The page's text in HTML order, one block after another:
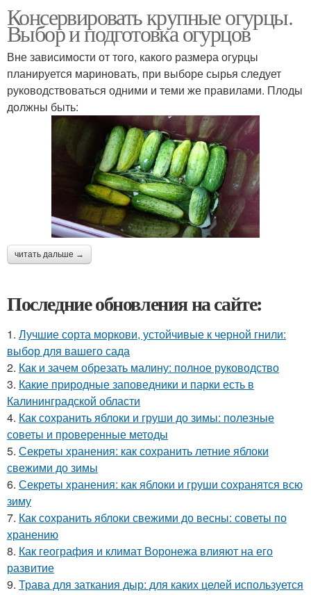
Консервировать крупные огурцы.
Выбор и подготовка огурцов
Вне зависимости от того, какого размера огурцы
планируется мариновать, при выборе сырья следует
руководствоваться одними и теми же правилами. Плоды
должны быть:
читать дальше →
Последние обновления на сайте:
1. Лучшие сорта моркови, устойчивые к черной гнили:
выбор для вашего сада
2. Как и зачем обрезать малину: полное руководство
3. Какие природные заповедники и парки есть в
Калининградской области
4. Как сохранить яблоки и груши до зимы: полезные
советы и проверенные методы
5. Секреты хранения: как сохранить летние яблоки
свежими до зимы
6. Секреты хранения: как яблоки и груши сохранятся всю
зиму
7. Как сохранить яблоки свежими до весны: советы по
хранению
8. Как география и климат Воронежа влияют на его
развитие
9. Трава для заткания дыр: для каких целей используется